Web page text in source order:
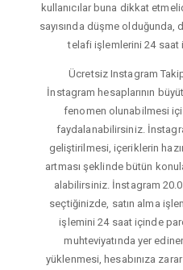
kullanıcılar buna dikkat
sayısında düşme
telafi işlemlerini 24 saat
Ücretsiz Instagram
İnstagram hesaplarının
fenomen olunabilmesi
faydalanabilirsiniz.
geliştirilmesi, içeriklerin
artması şeklinde bütün
alabilirsiniz. İnstagram
seçtiğinizde, satın alma
işlemini 24 saat içinde
muhteviyatında yer
yüklenmesi, hesabınıza